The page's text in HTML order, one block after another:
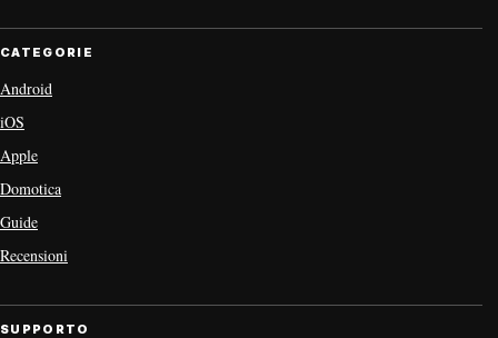
CATEGORIE
Android
iOS
Apple
Domotica
Guide
Recensioni
SUPPORTO